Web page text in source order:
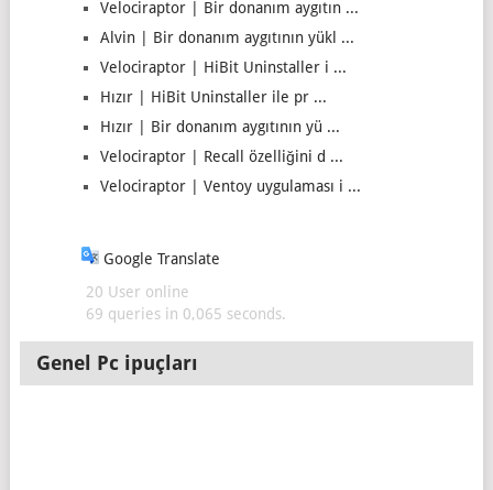
Velociraptor | Bir donanım aygıtın ...
Alvin | Bir donanım aygıtının yükl ...
Velociraptor | HiBit Uninstaller i ...
Hızır | HiBit Uninstaller ile pr ...
Hızır | Bir donanım aygıtının yü ...
Velociraptor | Recall özelliğini d ...
Velociraptor | Ventoy uygulaması i ...
Google Translate
20 User online
69 queries in 0,065 seconds.
Genel Pc ipuçları